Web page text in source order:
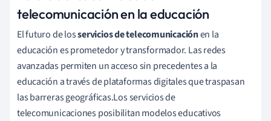
telecomunicación en la educación
El futuro de losservicios de telecomunicaciónen la
educación es prometedor y transformador. Las redes
avanzadas permiten un acceso sin precedentes a la
educación a través de plataformas digitales que traspasan
las barreras geográficas.Los servicios de
telecomunicaciones posibilitan modelos educativos